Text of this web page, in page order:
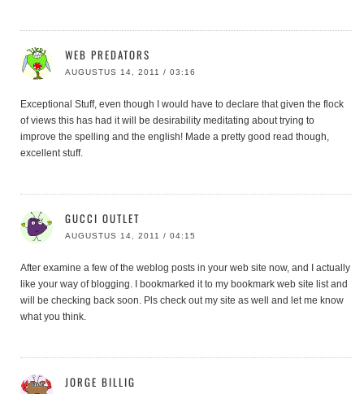
WEB PREDATORS
AUGUSTUS 14, 2011 / 03:16
Exceptional Stuff, even though I would have to declare that given the flock
of views this has had it will be desirability meditating about trying to
improve the spelling and the english! Made a pretty good read though,
excellent stuff.
GUCCI OUTLET
AUGUSTUS 14, 2011 / 04:15
After examine a few of the weblog posts in your web site now, and I actually
like your way of blogging. I bookmarked it to my bookmark web site list and
will be checking back soon. Pls check out my site as well and let me know
what you think.
JORGE BILLIG